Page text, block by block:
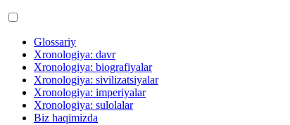
Glossariy
Xronologiya: davr
Xronologiya: biografiyalar
Xronologiya: sivilizatsiyalar
Xronologiya: imperiyalar
Xronologiya: sulolalar
Biz haqimizda